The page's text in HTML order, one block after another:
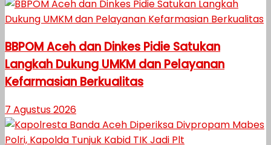
BBPOM Aceh dan Dinkes Pidie Satukan
Langkah Dukung UMKM dan Pelayanan
Kefarmasian Berkualitas
7 Agustus 2026